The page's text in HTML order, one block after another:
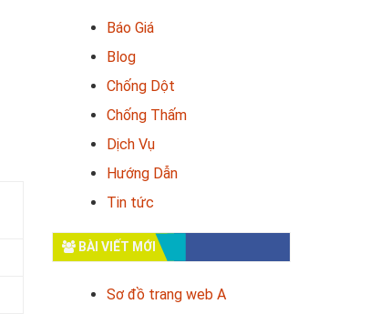
Báo Giá
Blog
Chống Dột
Chống Thấm
Dịch Vụ
Hướng Dẫn
Tin tức
BÀI VIẾT MỚI
Sơ đồ trang web A